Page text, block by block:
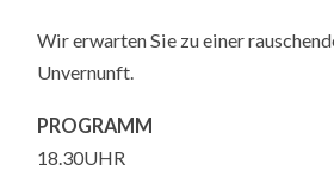
Wir erwarten Sie zu einer
Unvernunft.
PROGRAMM
18.30UHR